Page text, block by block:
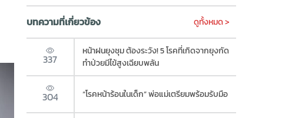
บทความที่เกี่ยวข้อง ดูทั้งหมด >
337
หน้าฝนยุงชุม ต้องระวัง! 5 โรคที่เกิดจากยุงกัด
ทำป่วยมีไข้สูงเฉียบพลัน
304 “โรคหน้าร้อนในเด็ก” พ่อแม่เตรียมพร้อมรับมือ